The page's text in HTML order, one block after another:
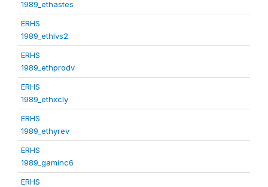
1989_ethastes
ERHS
1989_ethlvs2
ERHS
1989_ethprodv
ERHS
1989_ethxcly
ERHS
1989_ethyrev
ERHS
1989_gaminc6
ERHS